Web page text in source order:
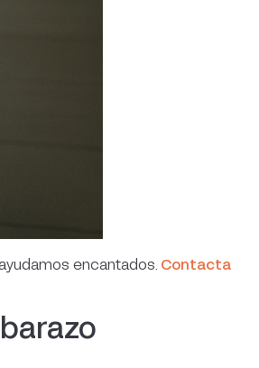
encantados. Contacta